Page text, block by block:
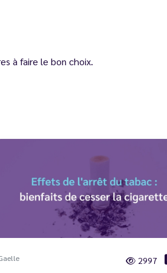
à faire le bon choix.
2997